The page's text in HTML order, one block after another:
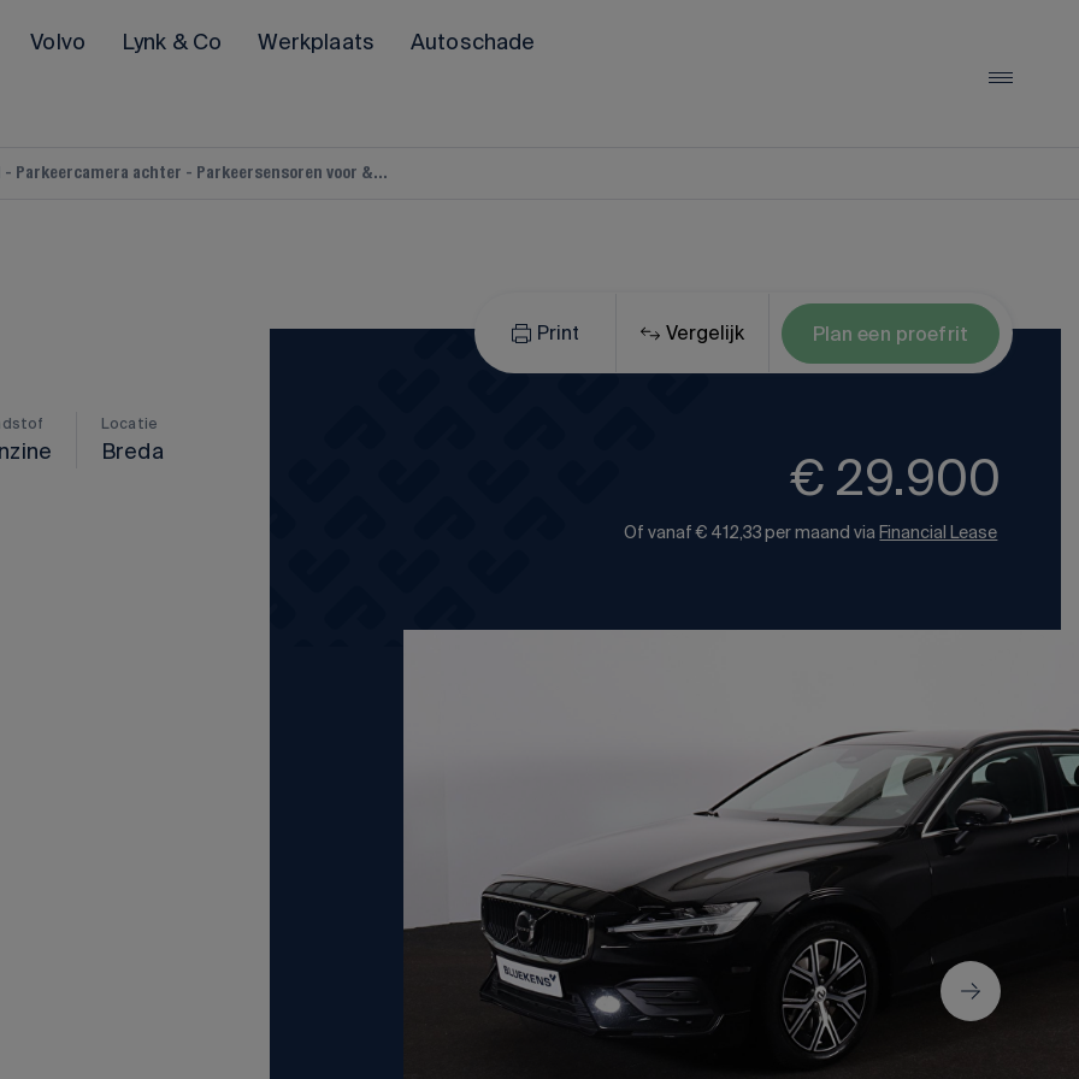
Lynk & Co 08
Volvo Lynk & Co Werkplaats Autoschade
Parkeercamera achter - Parkeersensoren voor &...
Locatie
Breda
Print Vergelijk Plan een proefrit
€ 29.900
Of vanaf € 412,33 per maand via Financial Lease